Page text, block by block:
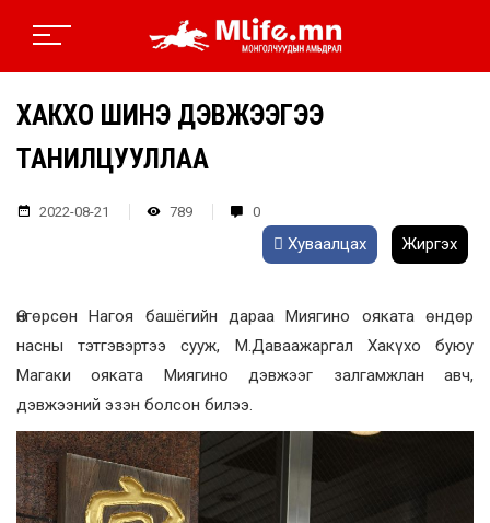
ХАКҮХО ШИНЭ ДЭВЖЭЭГЭЭ
ТАНИЛЦУУЛЛАА
2022-08-21 789 0
Хуваалцах Жиргэх
Өнгөрсөн Нагоя башёгийн дараа Миягино ояката өндөр
насны тэтгэвэртээ сууж, М.Даваажаргал Хакүхо буюу
Магаки ояката Миягино дэвжээг залгамжлан авч,
дэвжээний эзэн болсон билээ.